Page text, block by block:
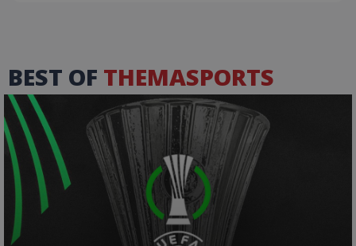
BEST OF THEMASPORTS